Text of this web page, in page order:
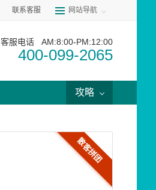
联系客服 网站导航
客服电话 AM:8:00-PM:12:00
400-099-2065
攻略
散客拼团